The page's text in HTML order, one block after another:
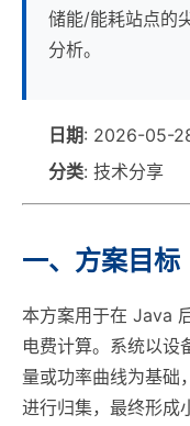
储能/能耗站点的
分析。
日期: 2026-05-
分类: 技术分享
一、方案目标
本方案用于在 Java
电费计算。系统以设
量或功率曲线为基础
进行归集，最终形成